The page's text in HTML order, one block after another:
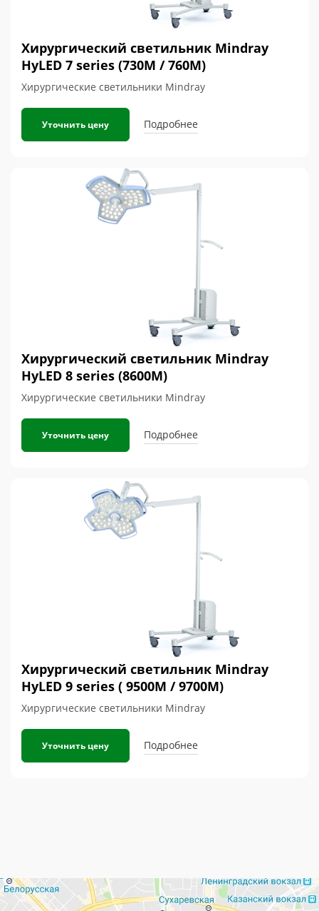
Хирургический светильник Mindray
HyLED 7 series (730М / 760М)
Хирургические светильники Mindray
Уточнить цену Подробнее
Хирургический светильник Mindray
HyLED 8 series (8600М)
Хирургические светильники Mindray
Уточнить цену Подробнее
Хирургический светильник Mindray
HyLED 9 series ( 9500М / 9700М)
Хирургические светильники Mindray
Уточнить цену Подробнее